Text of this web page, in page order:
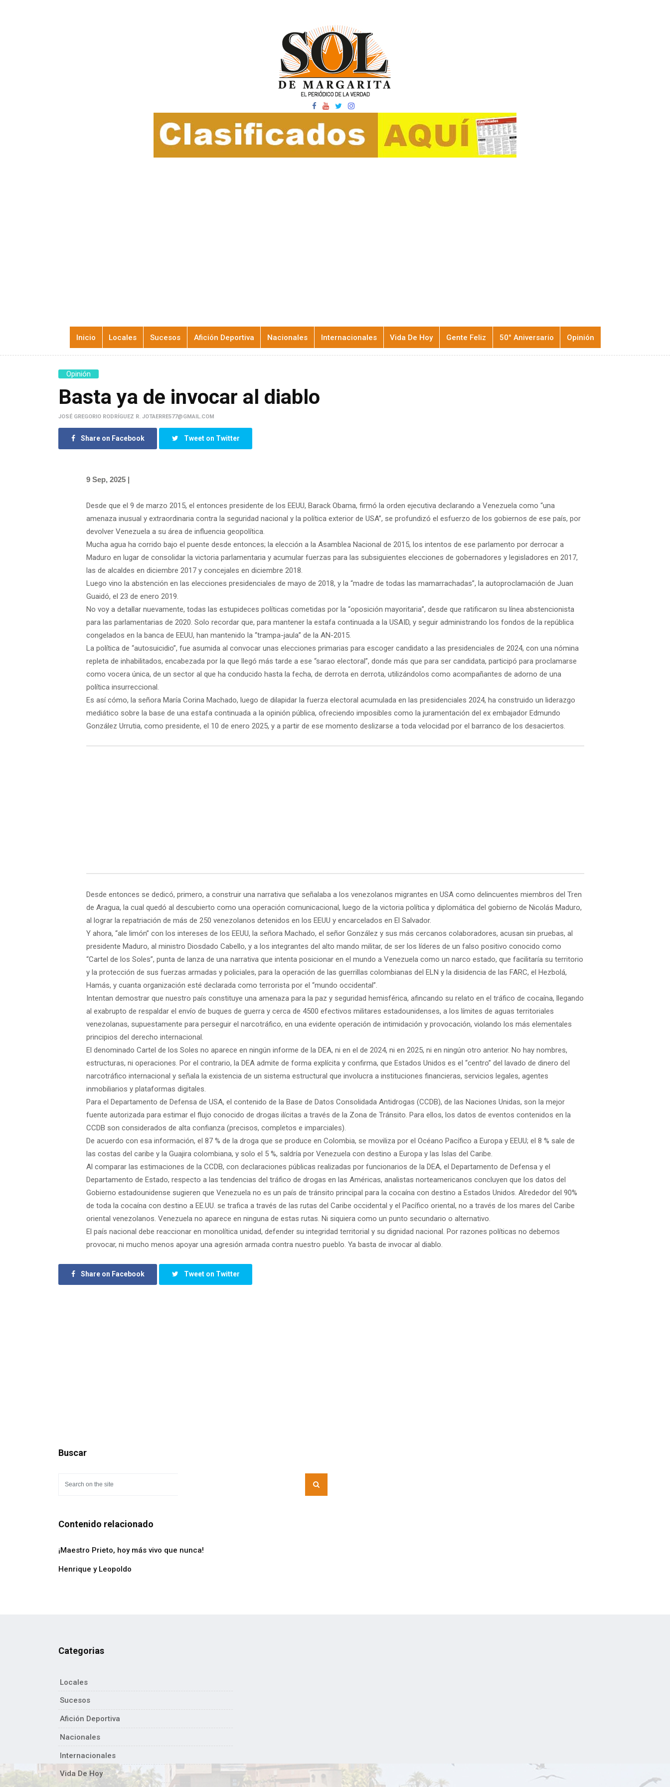
Inicio Locales Sucesos Afición Deportiva Nacionales Internacionales Vida De Hoy Gente Feliz 50° Aniversario Opinión
Opinión
Basta ya de invocar al diablo
JOSÉ GREGORIO RODRÍGUEZ R. JOTAERRE577@GMAIL.COM
Share on Facebook Tweet on Twitter
9 Sep, 2025 |
Desde que el 9 de marzo 2015, el entonces presidente de los EEUU, Barack Obama, firmó la orden ejecutiva declarando a Venezuela como “una
amenaza inusual y extraordinaria contra la seguridad nacional y la política exterior de USA”, se profundizó el esfuerzo de los gobiernos de ese país, por
devolver Venezuela a su área de influencia geopolítica.
Mucha agua ha corrido bajo el puente desde entonces; la elección a la Asamblea Nacional de 2015, los intentos de ese parlamento por derrocar a
Maduro en lugar de consolidar la victoria parlamentaria y acumular fuerzas para las subsiguientes elecciones de gobernadores y legisladores en 2017,
las de alcaldes en diciembre 2017 y concejales en diciembre 2018.
Luego vino la abstención en las elecciones presidenciales de mayo de 2018, y la “madre de todas las mamarrachadas”, la autoproclamación de Juan
Guaidó, el 23 de enero 2019.
No voy a detallar nuevamente, todas las estupideces políticas cometidas por la “oposición mayoritaria”, desde que ratificaron su línea abstencionista
para las parlamentarias de 2020. Solo recordar que, para mantener la estafa continuada a la USAID, y seguir administrando los fondos de la república
congelados en la banca de EEUU, han mantenido la “trampa-jaula” de la AN-2015.
La política de “autosuicidio”, fue asumida al convocar unas elecciones primarias para escoger candidato a las presidenciales de 2024, con una nómina
repleta de inhabilitados, encabezada por la que llegó más tarde a ese “sarao electoral”, donde más que para ser candidata, participó para proclamarse
como vocera única, de un sector al que ha conducido hasta la fecha, de derrota en derrota, utilizándolos como acompañantes de adorno de una
política insurreccional.
Es así cómo, la señora María Corina Machado, luego de dilapidar la fuerza electoral acumulada en las presidenciales 2024, ha construido un liderazgo
mediático sobre la base de una estafa continuada a la opinión pública, ofreciendo imposibles como la juramentación del ex embajador Edmundo
González Urrutia, como presidente, el 10 de enero 2025, y a partir de ese momento deslizarse a toda velocidad por el barranco de los desaciertos.
Desde entonces se dedicó, primero, a construir una narrativa que señalaba a los venezolanos migrantes en USA como delincuentes miembros del Tren
de Aragua, la cual quedó al descubierto como una operación comunicacional, luego de la victoria política y diplomática del gobierno de Nicolás Maduro,
al lograr la repatriación de más de 250 venezolanos detenidos en los EEUU y encarcelados en El Salvador.
Y ahora, “ale limón” con los intereses de los EEUU, la señora Machado, el señor González y sus más cercanos colaboradores, acusan sin pruebas, al
presidente Maduro, al ministro Diosdado Cabello, y a los integrantes del alto mando militar, de ser los líderes de un falso positivo conocido como
“Cartel de los Soles”, punta de lanza de una narrativa que intenta posicionar en el mundo a Venezuela como un narco estado, que facilitaría su territorio
y la protección de sus fuerzas armadas y policiales, para la operación de las guerrillas colombianas del ELN y la disidencia de las FARC, el Hezbolá,
Hamás, y cuanta organización esté declarada como terrorista por el “mundo occidental”.
Intentan demostrar que nuestro país constituye una amenaza para la paz y seguridad hemisférica, afincando su relato en el tráfico de cocaína, llegando
al exabrupto de respaldar el envío de buques de guerra y cerca de 4500 efectivos militares estadounidenses, a los límites de aguas territoriales
venezolanas, supuestamente para perseguir el narcotráfico, en una evidente operación de intimidación y provocación, violando los más elementales
principios del derecho internacional.
El denominado Cartel de los Soles no aparece en ningún informe de la DEA, ni en el de 2024, ni en 2025, ni en ningún otro anterior. No hay nombres,
estructuras, ni operaciones. Por el contrario, la DEA admite de forma explícita y confirma, que Estados Unidos es el “centro” del lavado de dinero del
narcotráfico internacional y señala la existencia de un sistema estructural que involucra a instituciones financieras, servicios legales, agentes
inmobiliarios y plataformas digitales.
Para el Departamento de Defensa de USA, el contenido de la Base de Datos Consolidada Antidrogas (CCDB), de las Naciones Unidas, son la mejor
fuente autorizada para estimar el flujo conocido de drogas ilícitas a través de la Zona de Tránsito. Para ellos, los datos de eventos contenidos en la
CCDB son considerados de alta confianza (precisos, completos e imparciales).
De acuerdo con esa información, el 87 % de la droga que se produce en Colombia, se moviliza por el Océano Pacífico a Europa y EEUU; el 8 % sale de
las costas del caribe y la Guajira colombiana, y solo el 5 %, saldría por Venezuela con destino a Europa y las Islas del Caribe.
Al comparar las estimaciones de la CCDB, con declaraciones públicas realizadas por funcionarios de la DEA, el Departamento de Defensa y el
Departamento de Estado, respecto a las tendencias del tráfico de drogas en las Américas, analistas norteamericanos concluyen que los datos del
Gobierno estadounidense sugieren que Venezuela no es un país de tránsito principal para la cocaína con destino a Estados Unidos. Alrededor del 90%
de toda la cocaína con destino a EE.UU. se trafica a través de las rutas del Caribe occidental y el Pacífico oriental, no a través de los mares del Caribe
oriental venezolanos. Venezuela no aparece en ninguna de estas rutas. Ni siquiera como un punto secundario o alternativo.
El país nacional debe reaccionar en monolítica unidad, defender su integridad territorial y su dignidad nacional. Por razones políticas no debemos
provocar, ni mucho menos apoyar una agresión armada contra nuestro pueblo. Ya basta de invocar al diablo.
Share on Facebook Tweet on Twitter
Buscar
Contenido relacionado
¡Maestro Prieto, hoy más vivo que nunca!
Henrique y Leopoldo
Categorias
Locales
Sucesos
Afición Deportiva
Nacionales
Internacionales
Vida De Hoy